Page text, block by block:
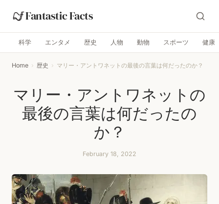
Fantastic Facts
科学 エンタメ 歴史 人物 動物 スポーツ 健康
Home › 歴史 › マリー・アントワネットの最後の言葉は何だったのか？
マリー・アントワネットの
最後の言葉は何だったの
か？
February 18, 2022